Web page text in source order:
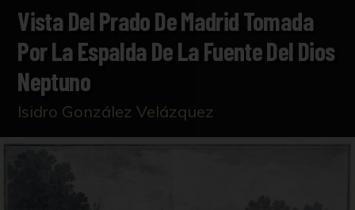
Vista Del Prado De Madrid Tomada
Por La Espalda De La Fuente Del Dios
Neptuno
Isidro González Velázquez